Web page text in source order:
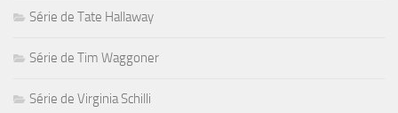
Série de Tate Hallaway
Série de Tim Waggoner
Série de Virginia Schilli